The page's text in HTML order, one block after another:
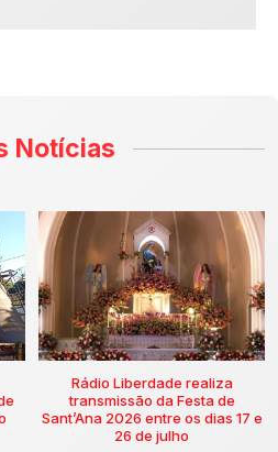
Notícias
Rádio Liberdade realiza
transmissão da Festa de
Sant’Ana 2026 entre os dias 17 e
26 de julho